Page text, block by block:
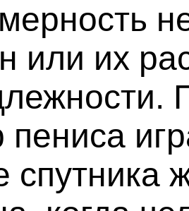
или их
пениса
спутника